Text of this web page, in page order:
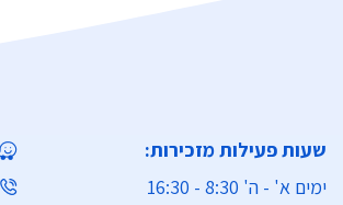
שעות פעילות מזכירות:
ימים א' - ה' 8:30 - 16:30